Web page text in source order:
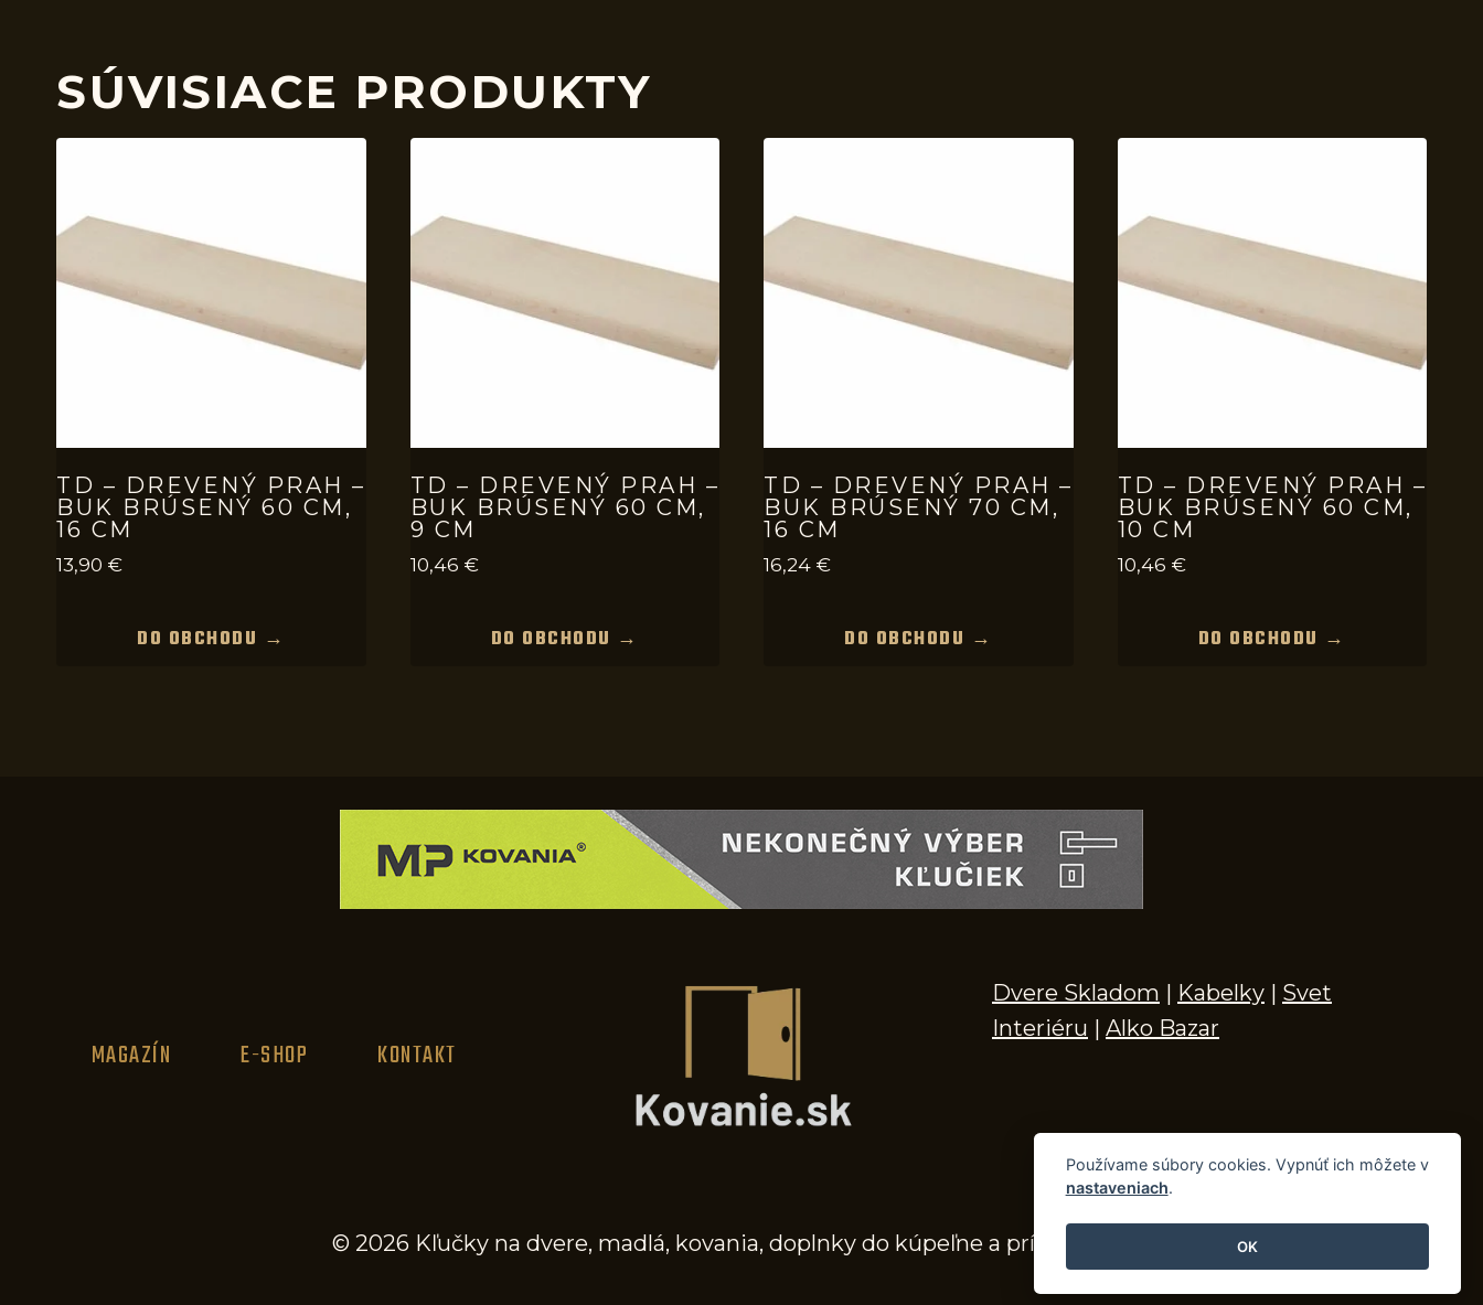
SÚVISIACE PRODUKTY
TD – DREVENÝ PRAH –
BUK BRÚSENÝ 60 CM,
16 CM
13,90 €
DO OBCHODU →
TD – DREVENÝ PRAH –
BUK BRÚSENÝ 60 CM,
9 CM
10,46 €
DO OBCHODU →
TD – DREVENÝ PRAH –
BUK BRÚSENÝ 70 CM,
16 CM
16,24 €
DO OBCHODU →
TD – DREVENÝ PRAH –
BUK BRÚSENÝ 60 CM,
10 CM
10,46 €
DO OBCHODU →
MAGAZÍN E-SHOP KONTAKT
Dvere Skladom | Kabelky | Svet
Interiéru | Alko Bazar
© 2026 Kľučky na dvere, madlá, kovania, doplnky do kúpeľne a príslušenstvo
Používame súbory cookies. Vypnúť ich môžete v
nastaveniach.
OK